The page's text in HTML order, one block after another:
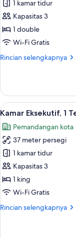
Lounge
Access)
Suite
Bisnis,
1
kamar
(Executive
1 kamar tidur
Kapasitas 3
1 double
Wi-Fi Gratis
Rincian selengkapnya
Rincian
Suite
Bisnis,
1
tidur
(Executive
Lounge
Access)
Lihat
semua
foto
untuk
Kamar
Eksekutif,
1
Tempat
King
7
Kamar Eksekutif, 1
Pemandangan kota
37 meter persegi
1 kamar tidur
Kapasitas 3
1 king
Wi-Fi Gratis
Rincian selengkapnya
Rincian